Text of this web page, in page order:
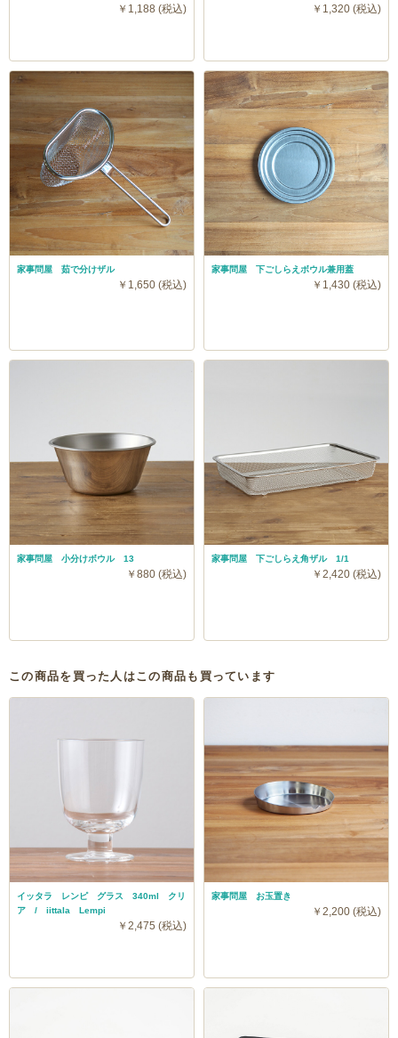
￥1,188 (税込) ￥1,320 (税込)
家事問屋 茹で分けザル
￥1,650 (税込)
家事問屋 下ごしらえボウル兼用蓋
￥1,430 (税込)
家事問屋 小分けボウル 13
￥880 (税込)
家事問屋 下ごしらえ角ザル 1/1
￥2,420 (税込)
この商品を買った人はこの商品も買っています
イッタラ レンピ グラス 340ml クリ
ア / iittala Lempi
￥2,475 (税込)
家事問屋 お玉置き
￥2,200 (税込)